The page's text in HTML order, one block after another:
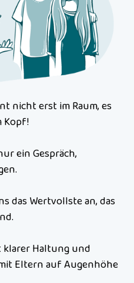
nicht erst im Raum, es
Kopf!
ein Gespräch,
das Wertvollste an, das
klarer Haltung und
Eltern auf Augenhöhe